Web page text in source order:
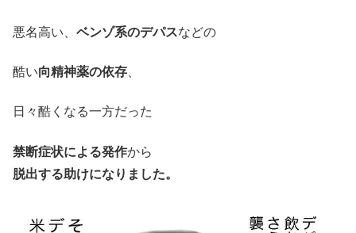
悪名高い、 ベンゾ系のデパスなどの
酷い向精神薬の依存
日々酷くなる一方だった
禁断症状による発作から
脱出する助けになりました。